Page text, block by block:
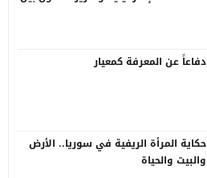
دفاعاً عن المعرفة كمعيار
حكاية المرأة الريفية في سوريا.. الأرض
والبيت والحياة